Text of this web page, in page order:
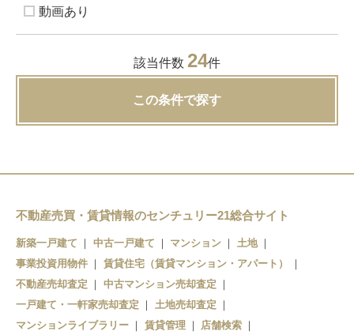
動画あり
該当件数 24件
この条件で探す
不動産売買・賃貸情報のセンチュリー21総合サイト
新築一戸建て 中古一戸建て マンション
土地
事業投資用物件
賃貸住宅（賃貸マンション・アパート）
不動産売却査定
中古マンション売却査定
一戸建て・一軒家売却査定
土地売却査定
マンションライブラリー
賃貸管理
店舗検索